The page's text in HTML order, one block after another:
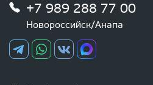
+7 989 288 77 00
Новороссийск/Анапа